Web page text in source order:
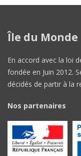
Île du Monde
En accord avec la loi
fondée en Juin 2012.
décidés de partir à la
Nos partenaires